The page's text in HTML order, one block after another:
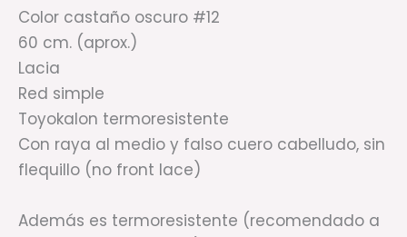
Color castaño oscuro #12
60 cm. (aprox.)
Lacia
Red simple
Toyokalon termoresistente
Con raya al medio y falso cuero cabelludo, sin
flequillo (no front lace)
Además es termoresistente (recomendado a